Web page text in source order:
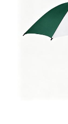
ร่มกันลม